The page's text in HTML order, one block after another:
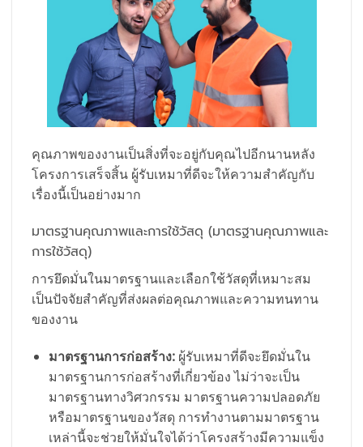
คุณภาพของงานเป็นสิ่งที่จะอยู่กับคุณไปอีกนานหลัง
โครงการเสร็จสิ้น ผู้รับเหมาที่ดีจะให้ความสำคัญกับ
เรื่องนี้เป็นอย่างมาก
มาตรฐานคุณภาพและการใช้วัสดุ (มาตรฐานคุณภาพและ
การใช้วัสดุ)
การยึดมั่นในมาตรฐานและเลือกใช้วัสดุที่เหมาะสม
เป็นปัจจัยสำคัญที่ส่งผลต่อคุณภาพและความทนทาน
ของงาน
มาตรฐานการก่อสร้าง:ผู้รับเหมาที่ดีจะยึดมั่นใน
มาตรฐานการก่อสร้างที่เกี่ยวข้อง ไม่ว่าจะเป็น
มาตรฐานทางวิศวกรรม มาตรฐานความปลอดภัย
หรือมาตรฐานของวัสดุ การทำงานตามมาตรฐาน
เหล่านี้จะช่วยให้มั่นใจได้ว่าโครงสร้างมีความแข็ง